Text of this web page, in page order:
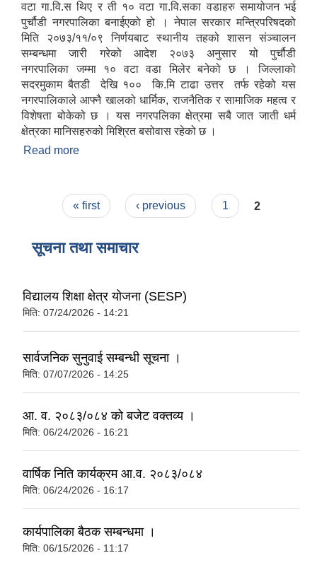
वटा गा.वि.स थिए र ती १० वटा गा.वि.सका वडाहरु समायोजन भई
पुर्चौडी नगरपालिका बनाईएको हो । नेपाल सरकार मन्त्रिपरिषदको
मिति २०७३/११/०९ निर्णयबाट स्थानीय तहको शासन संञ्चालन
सम्बन्धमा जारी गरेको आदेश २०७३ अनुसार यो पुर्चौडी
नगरपालिका जम्मा १० वटा वडा मिलेर बनेको छ । जिल्लाको
सदरमुकाम बैतडी देखि १०० कि.मि टाढा उत्तर तर्फ रहेको यस
नगरपालिकाले आफ्नै खालको धार्मिक, राजनैतिक र सामाजिक महत्व र
विशेषता बोकेको छ । यस नगरपलिका क्षेत्रमा सबै जात जाती धर्म
क्षेत्रका मानिसहरुको मिश्रित बसोवास रहेको छ ।
Read more
Pages« first ‹ previous 1 2
सूचना तथा समाचार
विद्यालय शिक्षा क्षेत्र योजना (SESP)
मिति: 07/24/2026 - 14:21
सार्वजनिक सुनुवाई सम्बन्धी सूचना ।
मिति: 07/07/2026 - 14:25
आ. व. २०८३/०८४ को बजेट वक्तव्य ।
मिति: 06/24/2026 - 16:21
वार्षिक निति कार्यक्रम आ.व. २०८३/०८४
मिति: 06/24/2026 - 16:17
कार्यपालिका बैठक सम्बन्धमा ।
मिति: 06/15/2026 - 11:17